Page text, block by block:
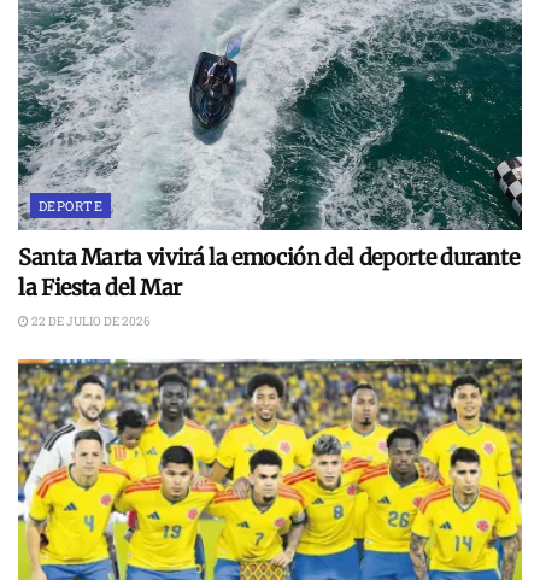
DEPORTE
Santa Marta vivirá la emoción del deporte durante
la Fiesta del Mar
22 DE JULIO DE 2026